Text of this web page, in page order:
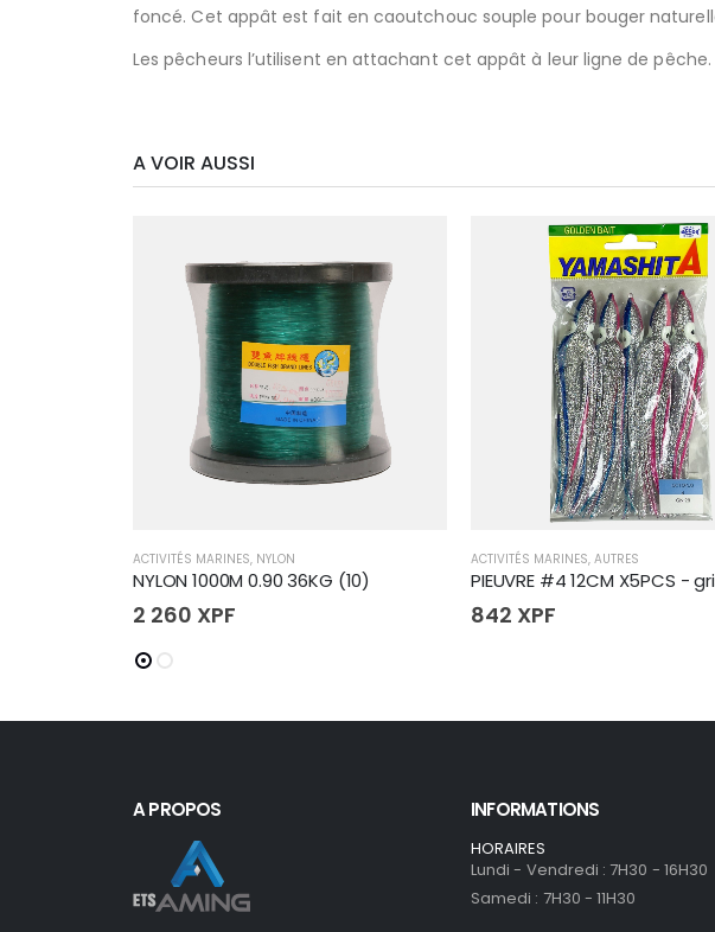
foncé. Cet appât est fait en caoutchouc souple pour bouger
Les pêcheurs l’utilisent en attachant cet appât à leur ligne de
A VOIR AUSSI
ACTIVITÉS MARINES, NYLON
NYLON 1000M 0.90 36KG (10)
2 260 XPF
ACTIVITÉS MARINES, AUTRES
842 XPF
A PROPOS INFORMATIONS
HORAIRES
Lundi - Vendredi : 7H30 - 16H30
Samedi : 7H30 - 11H30